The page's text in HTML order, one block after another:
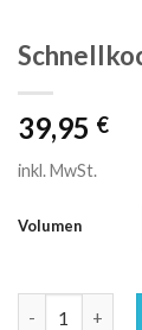
39,95 €
inkl. MwSt.
Volumen